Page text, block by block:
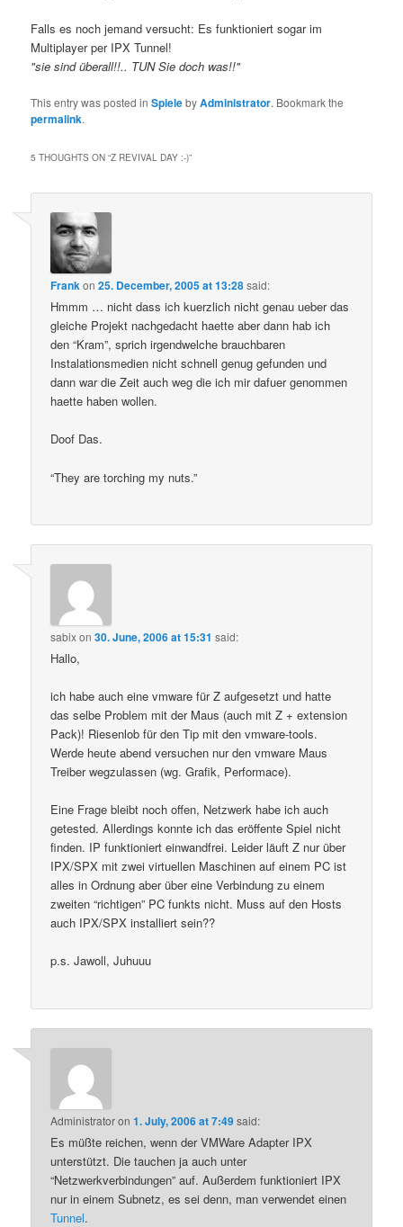
Falls es noch jemand versucht: Es funktioniert sogar im
Multiplayer per IPX Tunnel!
"sie sind überall!!.. TUN Sie doch was!!"
This entry was posted inSpielebyAdministrator. Bookmark the
permalink.
5 THOUGHTS ON “Z REVIVAL DAY :-)”
Frankon25. December, 2005 at 13:28said:
Hmmm … nicht dass ich kuerzlich nicht genau ueber das
gleiche Projekt nachgedacht haette aber dann hab ich
den “Kram”, sprich irgendwelche brauchbaren
Instalationsmedien nicht schnell genug gefunden und
dann war die Zeit auch weg die ich mir dafuer genommen
haette haben wollen.
Doof Das.
“They are torching my nuts.”
sabixon30. June, 2006 at 15:31 said:
Hallo,
ich habe auch eine vmware für Z aufgesetzt und hatte
das selbe Problem mit der Maus (auch mit Z + extension
Pack)! Riesenlob für den Tip mit den vmware-tools.
Werde heute abend versuchen nur den vmware Maus
Treiber wegzulassen (wg. Grafik, Performace).
Eine Frage bleibt noch offen, Netzwerk habe ich auch
getested. Allerdings konnte ich das eröffente Spiel nicht
finden. IP funktioniert einwandfrei. Leider läuft Z nur über
IPX/SPX mit zwei virtuellen Maschinen auf einem PC ist
alles in Ordnung aber über eine Verbindung zu einem
zweiten “richtigen” PC funkts nicht. Muss auf den Hosts
auch IPX/SPX installiert sein??
p.s. Jawoll, Juhuuu
Administratoron1. July, 2006 at 7:49said:
Es müßte reichen, wenn der VMWare Adapter IPX
unterstützt. Die tauchen ja auch unter
“Netzwerkverbindungen” auf. Außerdem funktioniert IPX
nur in einem Subnetz, es sei denn, man verwendet einen
Tunnel.